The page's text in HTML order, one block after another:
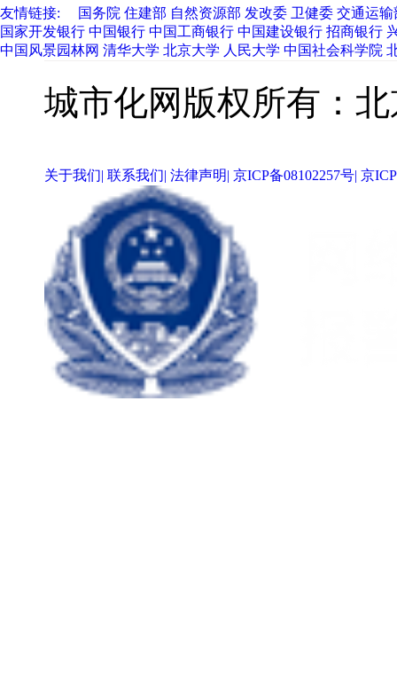
友情链接: 国务院 住建部 自然资源部 发改委 卫健委 交通运输
国家开发银行 中国银行 中国工商银行 中国建设银行 招商银行
中国风景园林网 清华大学 北京大学 人民大学 中国社会科学院
城市化网版权所有：
关于我们 联系我们 法律声明 京ICP备08102257号 京